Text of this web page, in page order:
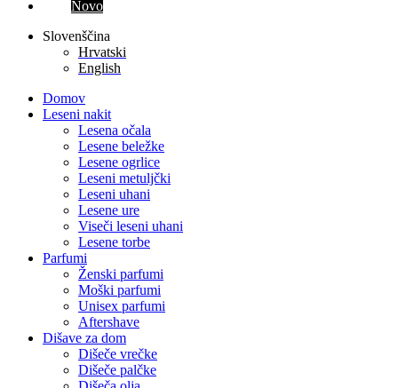
Novo
Slovenščina
Hrvatski
English
Domov
Leseni nakit
Lesena očala
Lesene beležke
Lesene ogrlice
Leseni metuljčki
Leseni uhani
Lesene ure
Viseči leseni uhani
Lesene torbe
Parfumi
Ženski parfumi
Moški parfumi
Unisex parfumi
Aftershave
Dišave za dom
Dišeče vrečke
Dišeče palčke